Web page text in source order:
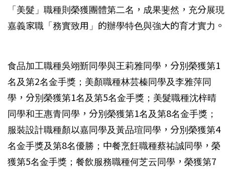
「美髮」職種則榮獲團體第二名，成果斐然，充分展現
嘉義家職「務實致用」的辦學特色與強大的育才實力。
食品加工職種吳翊斳同學與王莉雅同學，分別榮獲第1
名及第2名金手獎；美顏職種林芸榛同學及李雅萍同
學，分別榮獲第1名及第5名金手獎；美髮職種沈梓晴
同學和王惠青同學，分別榮獲第1名及第8名金手獎；
服裝設計職種顏以嘉同學及黃品瑄同學，分別榮獲第4
名金手獎及第8名優勝；中餐烹飪職種蔡祐誠同學，榮
獲第5名金手獎；餐飲服務職種何芝云同學，榮獲第7